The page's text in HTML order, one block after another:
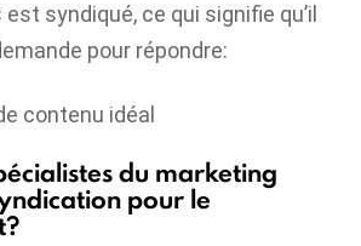
syndiqué, ce qui signifie qu’il
pour répondre:
du marketing
pour le